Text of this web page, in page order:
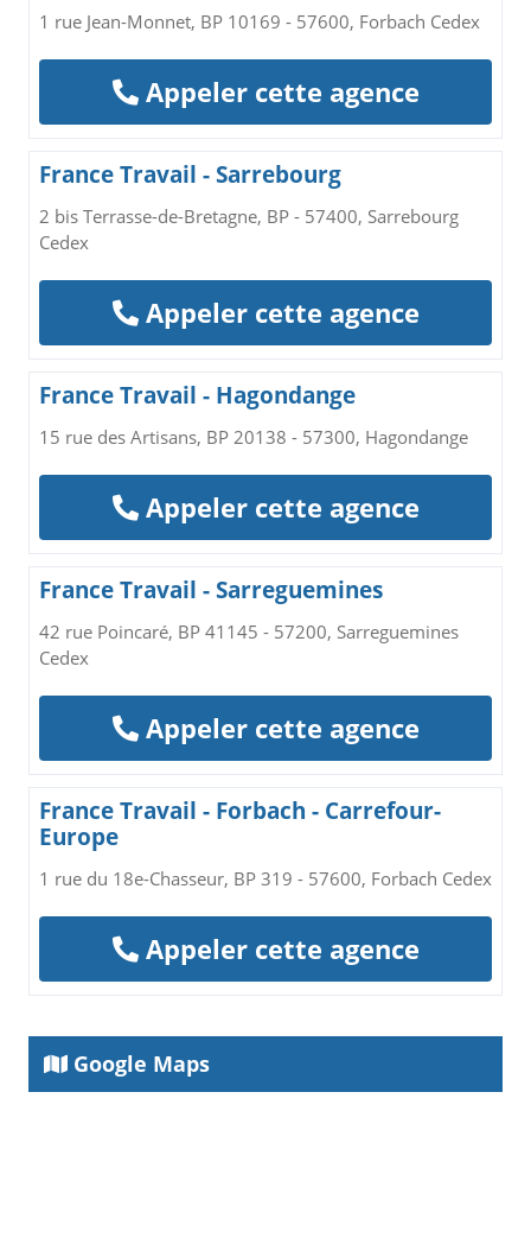
1 rue Jean-Monnet, BP 10169 - 57600, Forbach Cedex
Appeler cette agence
France Travail - Sarrebourg
2 bis Terrasse-de-Bretagne, BP - 57400, Sarrebourg
Cedex
Appeler cette agence
France Travail - Hagondange
15 rue des Artisans, BP 20138 - 57300, Hagondange
Appeler cette agence
France Travail - Sarreguemines
42 rue Poincaré, BP 41145 - 57200, Sarreguemines
Cedex
Appeler cette agence
France Travail - Forbach - Carrefour-
Europe
1 rue du 18e-Chasseur, BP 319 - 57600, Forbach Cedex
Appeler cette agence
Google Maps